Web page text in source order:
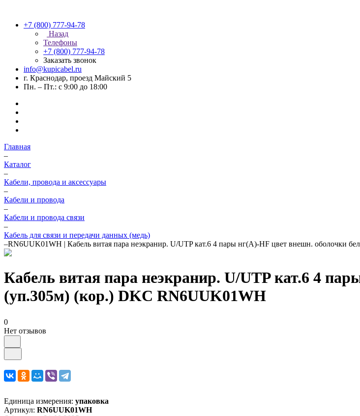
+7 (800) 777-94-78
Назад
Телефоны
+7 (800) 777-94-78
Заказать звонок
info@kupicabel.ru
г. Краснодар, проезд Майский 5
Пн. – Пт.: с 9:00 до 18:00
Главная
–
Каталог
–
Кабели, провода и аксессуары
–
Кабели и провода
–
Кабели и провода связи
–
Кабель для связи и передачи данных (медь)
–RN6UUK01WH | Кабель витая пара неэкранир. U/UTP кат.6 4 пары нг(А)-HF цвет внешн. оболочки
Кабель витая пара неэкранир. U/UTP кат.6 4
(уп.305м) (кор.) DKC RN6UUK01WH
0
Нет отзывов
Единица измерения: упаковка
Артикул: RN6UUK01WH